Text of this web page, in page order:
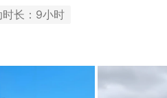
时长：9小时